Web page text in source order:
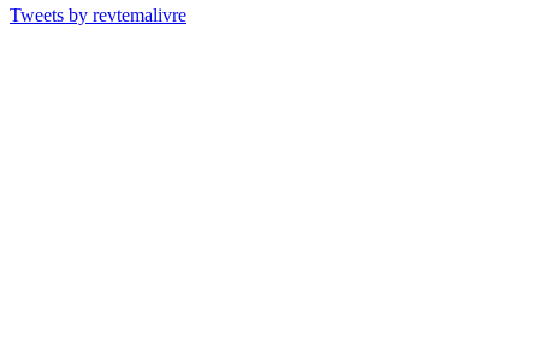
Tweets by revtemalivre